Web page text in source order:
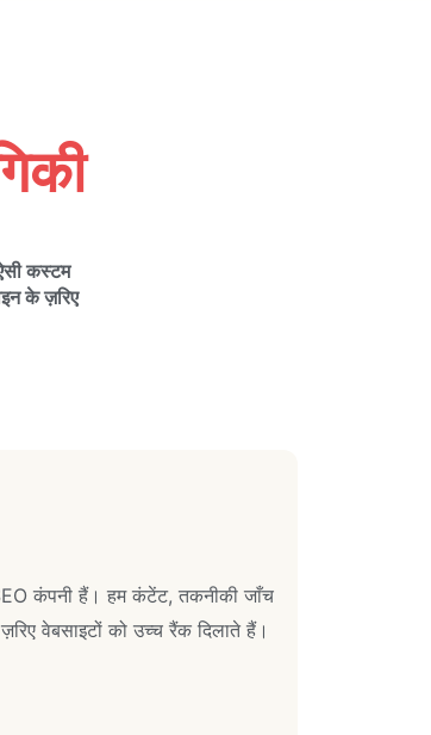
कस्टम
के ज़रिए
कंपनी हैं। हम कंटेंट, तकनीकी जाँच
वेबसाइटों को उच्च रैंक दिलाते हैं।